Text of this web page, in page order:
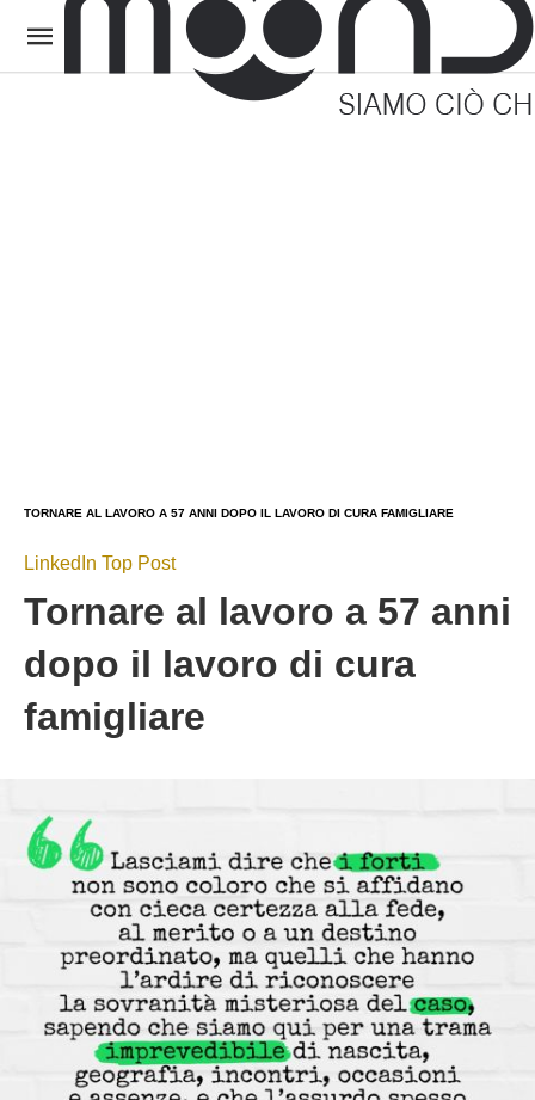
TORNARE AL LAVORO A 57 ANNI DOPO IL LAVORO DI CURA FAMIGLIARE
LinkedIn Top Post
Tornare al lavoro a 57 anni
dopo il lavoro di cura
famigliare